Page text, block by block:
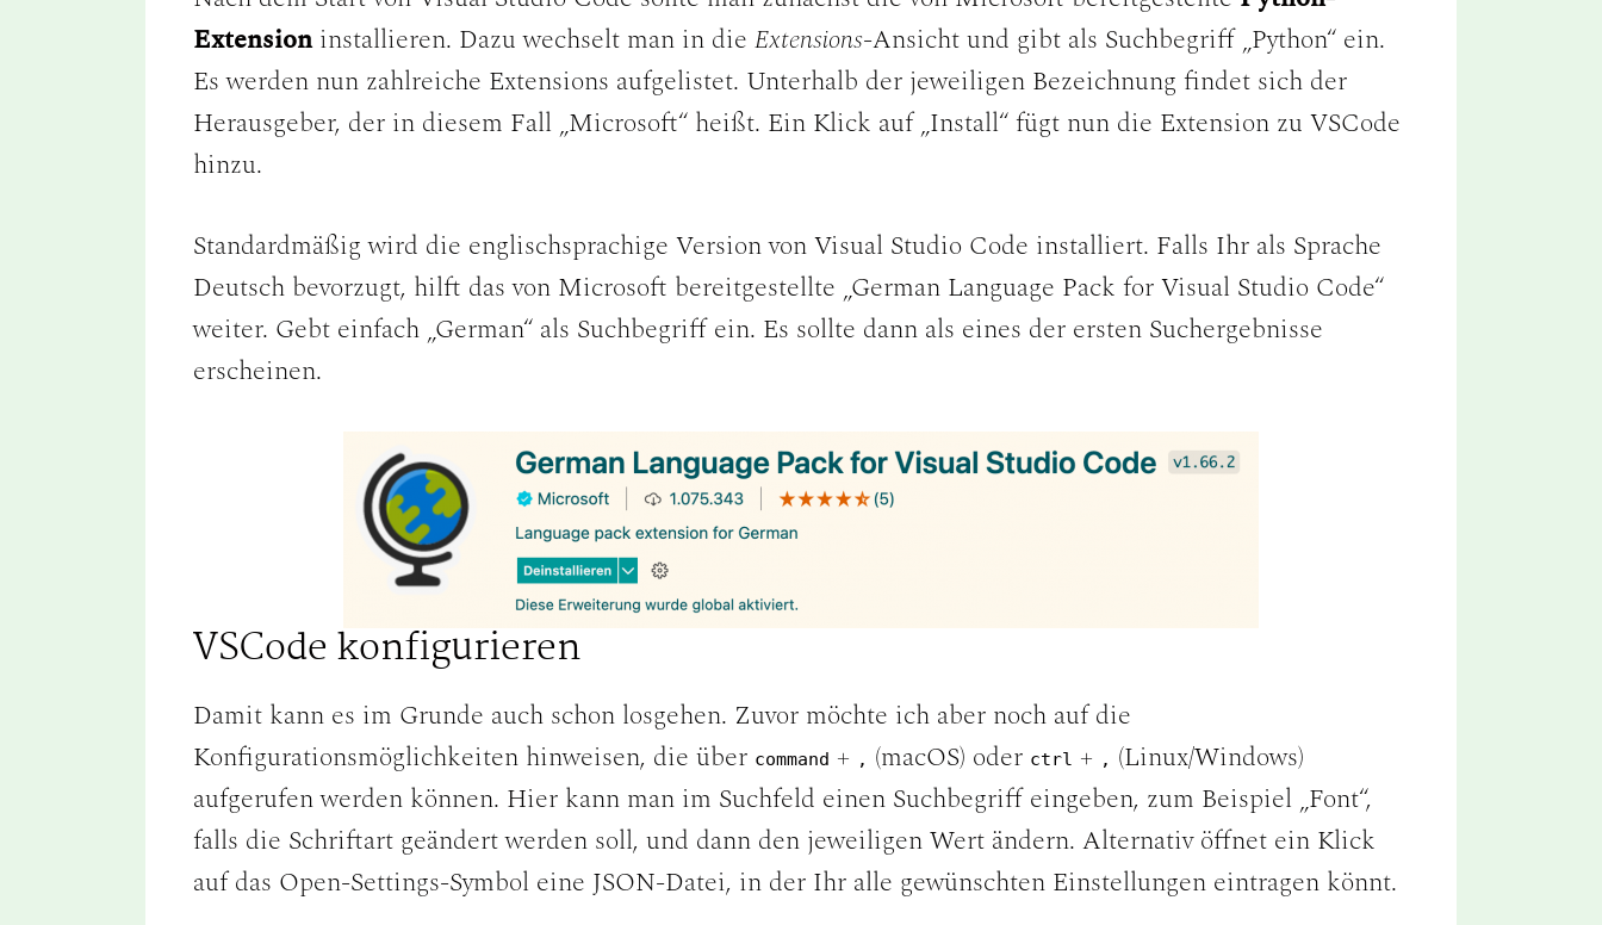
Extensioninstallieren. Dazu wechselt man in die Extensions-Ansicht und gibt als Suchbegriff „Python“ ein.
Es werden nun zahlreiche Extensions aufgelistet. Unterhalb der jeweiligen Bezeichnung findet sich der
Herausgeber, der in diesem Fall „Microsoft“ heißt. Ein Klick auf „Install“ fügt nun die Extension zu VSCode
hinzu.
Standardmäßig wird die englischsprachige Version von Visual Studio Code installiert. Falls Ihr als Sprache
Deutsch bevorzugt, hilft das von Microsoft bereitgestellte „German Language Pack for Visual Studio Code“
weiter. Gebt einfach „German“ als Suchbegriff ein. Es sollte dann als eines der ersten Suchergebnisse
erscheinen.
VSCode konfigurieren
Damit kann es im Grunde auch schon losgehen. Zuvor möchte ich aber noch auf die
Konfigurationsmöglichkeiten hinweisen, die über command + , (macOS) oder ctrl + , (Linux/Windows)
aufgerufen werden können. Hier kann man im Suchfeld einen Suchbegriff eingeben, zum Beispiel „Font“,
falls die Schriftart geändert werden soll, und dann den jeweiligen Wert ändern. Alternativ öffnet ein Klick
auf das Open-Settings-Symbol eine JSON-Datei, in der Ihr alle gewünschten Einstellungen eintragen könnt.